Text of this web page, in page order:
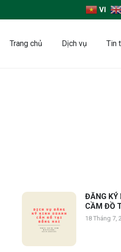
VI
Trang chủ Dịch vụ Tin
ĐĂNG KÝ
CẦM ĐỒ
18 Tháng 7,